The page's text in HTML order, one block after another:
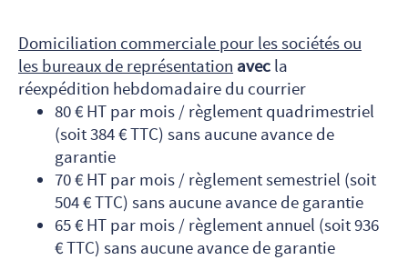
Domiciliation commerciale pour les sociétés ou
les bureaux de représentation avec la
réexpédition hebdomadaire du courrier
80 € HT par mois / règlement quadrimestriel
(soit 384 € TTC) sans aucune avance de
garantie
70 € HT par mois / règlement semestriel (soit
504 € TTC) sans aucune avance de garantie
65 € HT par mois / règlement annuel (soit 936
€ TTC) sans aucune avance de garantie